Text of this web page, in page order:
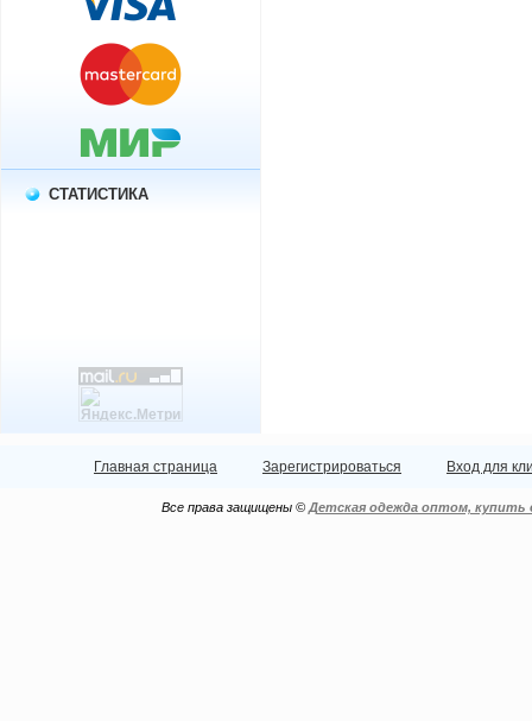
СТАТИСТИКА
Главная страница Зарегистрироваться Вход для
Все права защищены © Детская одежда оптом,